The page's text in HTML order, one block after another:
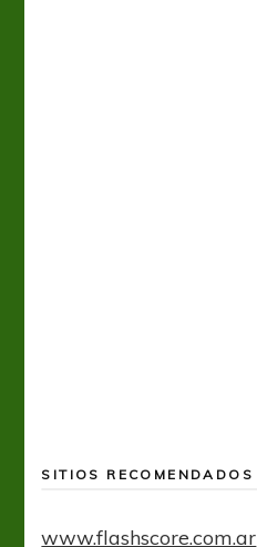
SITIOS RECOMENDADOS
www.flashscore.com.ar